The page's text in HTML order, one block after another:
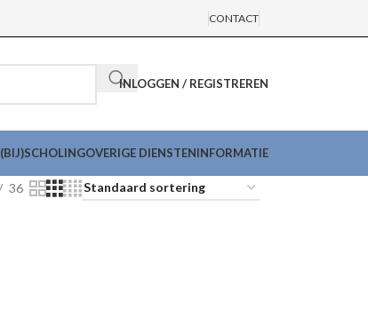
CONTACT
INLOGGEN / REGISTREREN
(BIJ)SCHOLINGOVERIGE DIENSTENINFORMATIE
36